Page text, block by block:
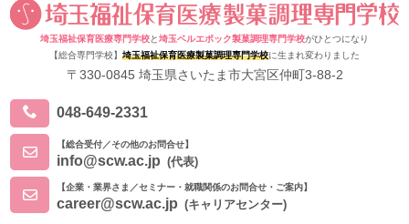
埼玉福祉保育医療専門学校と埼玉ベルエポック製菓調理専門学校がひとつになり
【総合専門学校】 埼玉福祉保育医療製菓調理専門学校に生まれ変わりました
〒330-0845 埼玉県さいたま市大宮区仲町3-88-2
048-649-2331
【総合受付／その他のお問合せ】
info@scw.ac.jp (代表)
【企業・業界さま／セミナー・就職関係のお問合せ・ご案内】
career@scw.ac.jp (キャリアセンター)